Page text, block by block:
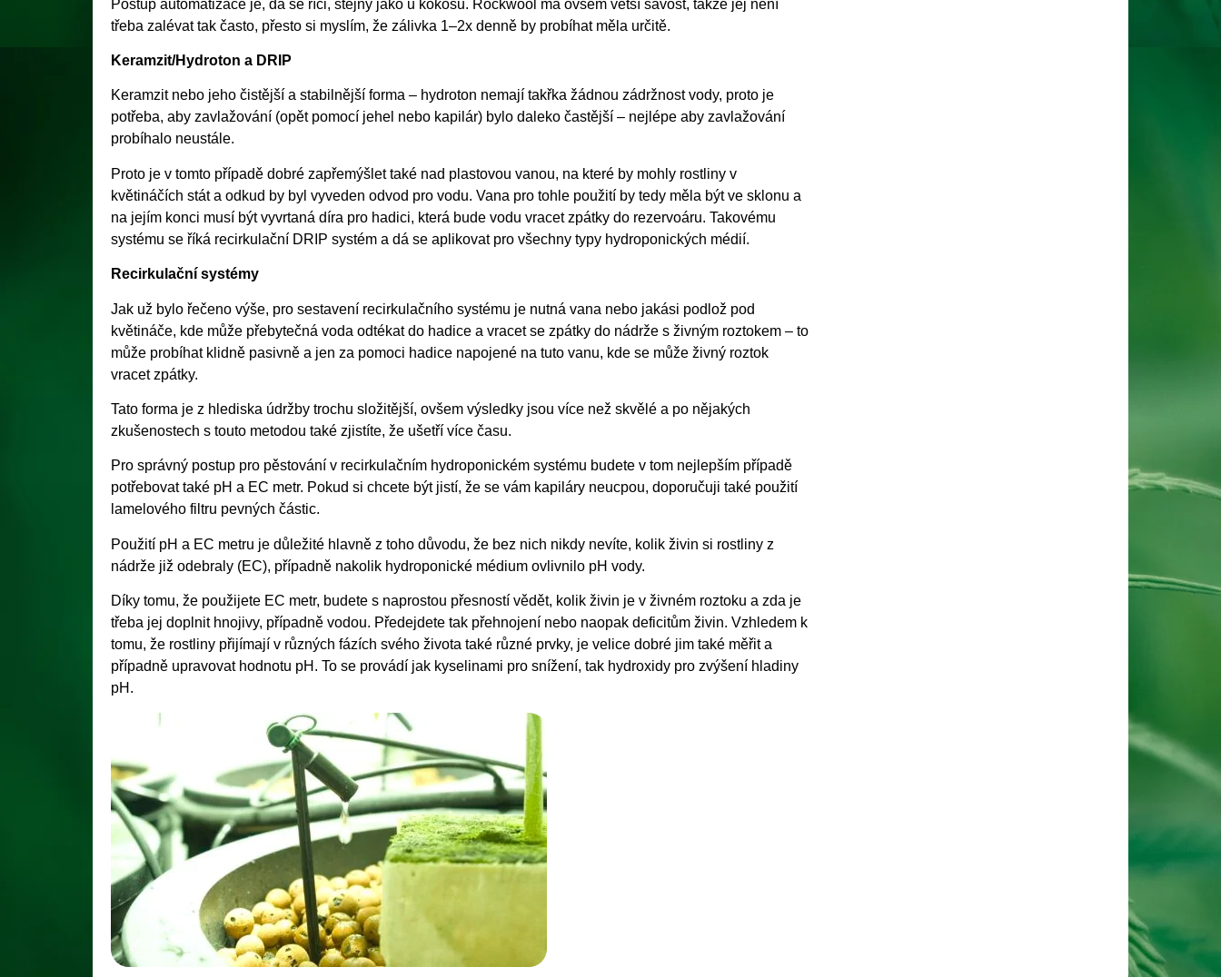
Postup automatizace je, dá se říci, stejný jako u kokosu. Rockwool má ovšem větší savost, takže jej není
třeba zalévat tak často, přesto si myslím, že zálivka 1–2x denně by probíhat měla určitě.
Keramzit/Hydroton a DRIP
Keramzit nebo jeho čistější a stabilnější forma – hydroton nemají takřka žádnou zádržnost vody, proto je
potřeba, aby zavlažování (opět pomocí jehel nebo kapilár) bylo daleko častější – nejlépe aby zavlažování
probíhalo neustále.
Proto je v tomto případě dobré zapřemýšlet také nad plastovou vanou, na které by mohly rostliny v
květináčích stát a odkud by byl vyveden odvod pro vodu. Vana pro tohle použití by tedy měla být ve sklonu a
na jejím konci musí být vyvrtaná díra pro hadici, která bude vodu vracet zpátky do rezervoáru. Takovému
systému se říká recirkulační DRIP systém a dá se aplikovat pro všechny typy hydroponických médií.
Recirkulační systémy
Jak už bylo řečeno výše, pro sestavení recirkulačního systému je nutná vana nebo jakási podlož pod
květináče, kde může přebytečná voda odtékat do hadice a vracet se zpátky do nádrže s živným roztokem – to
může probíhat klidně pasivně a jen za pomoci hadice napojené na tuto vanu, kde se může živný roztok
vracet zpátky.
Tato forma je z hlediska údržby trochu složitější, ovšem výsledky jsou více než skvělé a po nějakých
zkušenostech s touto metodou také zjistíte, že ušetří více času.
Pro správný postup pro pěstování v recirkulačním hydroponickém systému budete v tom nejlepším případě
potřebovat také pH a EC metr. Pokud si chcete být jistí, že se vám kapiláry neucpou, doporučuji také použití
lamelového filtru pevných částic.
Použití pH a EC metru je důležité hlavně z toho důvodu, že bez nich nikdy nevíte, kolik živin si rostliny z
nádrže již odebraly (EC), případně nakolik hydroponické médium ovlivnilo pH vody.
Díky tomu, že použijete EC metr, budete s naprostou přesností vědět, kolik živin je v živném roztoku a zda je
třeba jej doplnit hnojivy, případně vodou. Předejdete tak přehnojení nebo naopak deficitům živin. Vzhledem k
tomu, že rostliny přijímají v různých fázích svého života také různé prvky, je velice dobré jim také měřit a
případně upravovat hodnotu pH. To se provádí jak kyselinami pro snížení, tak hydroxidy pro zvýšení hladiny
pH.